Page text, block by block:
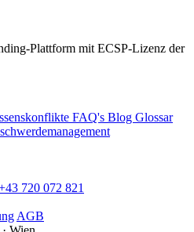
Plattform mit ECSP-Lizenz der
FAQ's Blog Glossar
720 072 821
AGB